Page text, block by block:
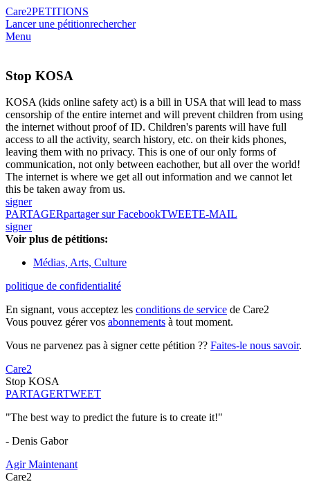
Care2PETITIONS
Lancer une pétitionrechercher
Menu
Stop KOSA
KOSA (kids online safety act) is a bill in USA that will lead to mass
censorship of the entire internet and will prevent children from using
the internet without proof of ID. Children's parents will have full
access to all the activity, search history, etc. on their kids phones,
leaving them with no privacy. This is one of our only forms of
communication, not only between eachother, but all over the world!
The internet is where we get all out information and we cannot let
this be taken away from us.
signer
PARTAGERpartager sur FacebookTWEETE-MAIL
signer
Voir plus de pétitions:
Médias, Arts, Culture
politique de confidentialité
En signant, vous acceptez les conditions de service de Care2
Vous pouvez gérer vos abonnements à tout moment.
Vous ne parvenez pas à signer cette pétition ?? Faites-le nous savoir.
Care2
Stop KOSA
PARTAGERTWEET
"The best way to predict the future is to create it!"
- Denis Gabor
Agir Maintenant
Care2